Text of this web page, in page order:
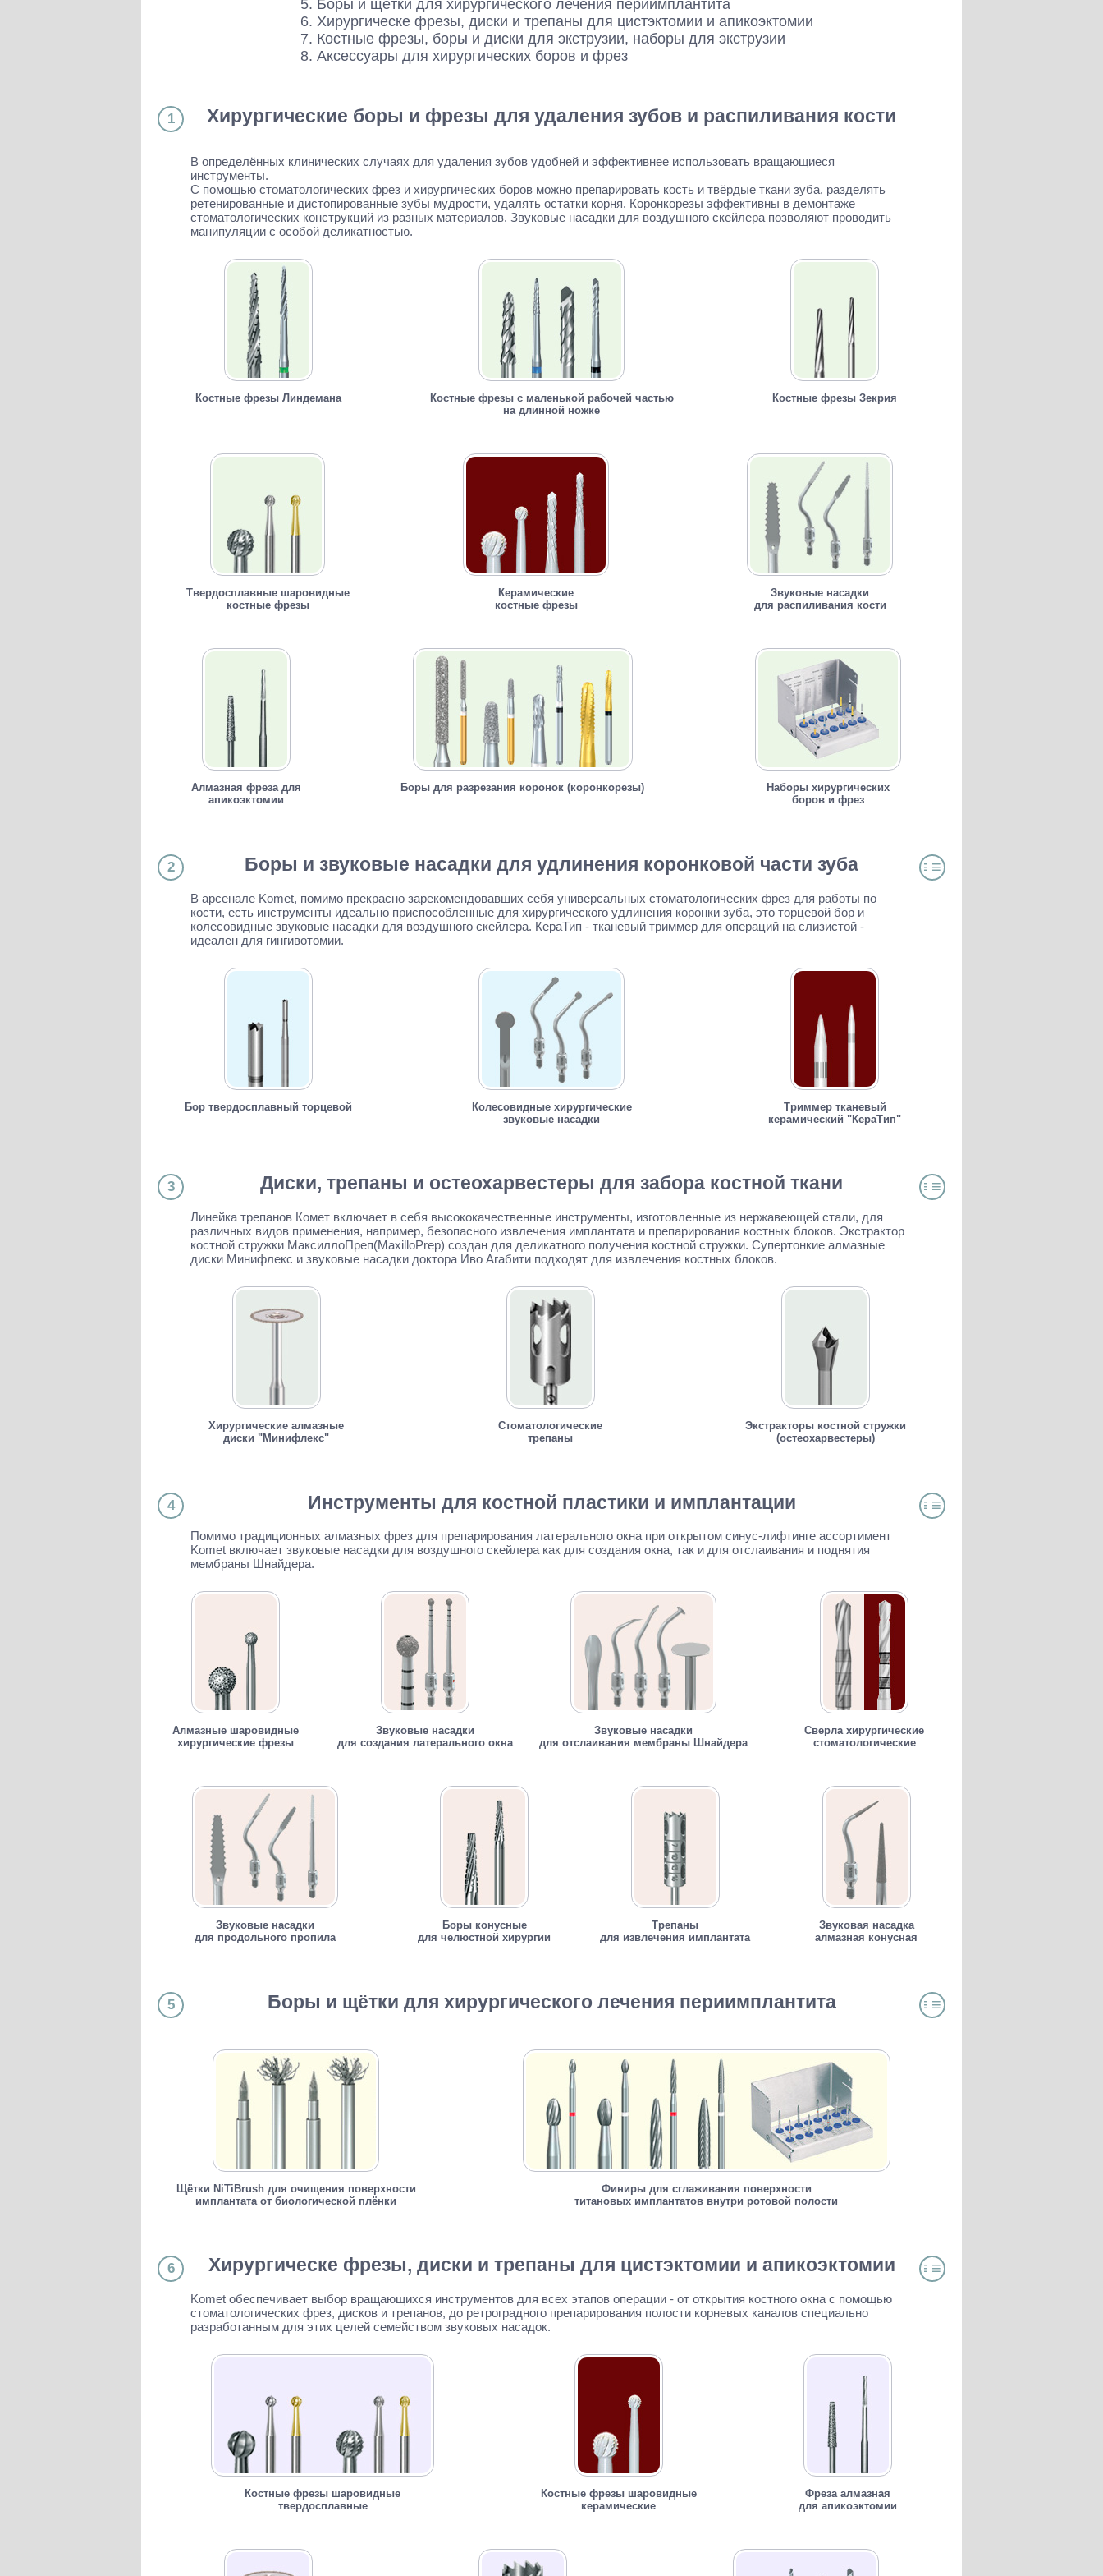
Слепочные массы Kettenbach
Наконечники и переходники KaVo
Боры и щётки для хирургического лечения периимплантита
Хирургическе фрезы, диски и трепаны для цистэктомии и апикоэктомии
Костные фрезы, боры и диски для экструзии, наборы для экструзии
Аксессуары для хирургических боров и фрез
1 Хирургические боры и фрезы для удаления зубов и распиливания кости
В определённых клинических случаях для удаления зубов удобней и эффективнее использовать вращающиеся
инструменты.
С помощью стоматологических фрез и хирургических боров можно препарировать кость и твёрдые ткани зуба, разделять
ретенированные и дистопированные зубы мудрости, удалять остатки корня. Коронкорезы эффективны в демонтаже
стоматологических конструкций из разных материалов. Звуковые насадки для воздушного скейлера позволяют проводить
манипуляции с особой деликатностью.
Костные фрезы Линдемана
Костные фрезы с маленькой рабочей частью
на длинной ножке
Костные фрезы Зекрия
Твердосплавные шаровидные
костные фрезы
Керамические
костные фрезы
Звуковые насадки
для распиливания кости
Алмазная фреза для
апикоэктомии
Боры для разрезания коронок (коронкорезы)
Наборы хирургических
боров и фрез
2 Боры и звуковые насадки для удлинения коронковой части зуба ОГЛАВЛЕНИЕ
≡≡
В арсенале Komet, помимо прекрасно зарекомендовавших себя универсальных стоматологических фрез для работы по
кости, есть инструменты идеально приспособленные для хирургического удлинения коронки зуба, это торцевой бор и
колесовидные звуковые насадки для воздушного скейлера. КераТип - тканевый триммер для операций на слизистой -
идеален для гингивотомии.
Бор твердосплавный торцевой
Колесовидные хирургические
звуковые насадки
Триммер тканевый
керамический "КераТип"
3 Диски, трепаны и остеохарвестеры для забора костной ткани ОГЛАВЛЕНИЕ
≡≡
Линейка трепанов Комет включает в себя высококачественные инструменты, изготовленные из нержавеющей стали, для
различных видов применения, например, безопасного извлечения имплантата и препарирования костных блоков. Экстрактор
костной стружки МаксиллоПреп(MaxilloPrep) создан для деликатного получения костной стружки. Супертонкие алмазные
диски Минифлекс и звуковые насадки доктора Иво Агабити подходят для извлечения костных блоков.
Хирургические алмазные
диски "Минифлекс"
Стоматологические
трепаны
Экстракторы костной стружки
(остеохарвестеры)
4 Инструменты для костной пластики и имплантации ОГЛАВЛЕНИЕ
≡≡
Помимо традиционных алмазных фрез для препарирования латерального окна при открытом синус-лифтинге ассортимент
Komet включает звуковые насадки для воздушного скейлера как для создания окна, так и для отслаивания и поднятия
мембраны Шнайдера.
Алмазные шаровидные
хирургические фрезы
Звуковые насадки
для создания латерального окна
Звуковые насадки
для отслаивания мембраны Шнайдера
Сверла хирургические
стоматологические
Звуковые насадки
для продольного пропила
Боры конусные
для челюстной хирургии
Трепаны
для извлечения имплантата
Звуковая насадка
алмазная конусная
5 Боры и щётки для хирургического лечения периимплантита ОГЛАВЛЕНИЕ
≡≡
Щётки NiTiBrush для очищения поверхности
имплантата от биологической плёнки
Финиры для сглаживания поверхности
титановых имплантатов внутри ротовой полости
6 Хирургическе фрезы, диски и трепаны для цистэктомии и апикоэктомии ОГЛАВЛЕНИЕ
≡≡
Komet обеспечивает выбор вращающихся инструментов для всех этапов операции - от открытия костного окна с помощью
стоматологических фрез, дисков и трепанов, до ретроградного препарирования полости корневых каналов специально
разработанным для этих целей семейством звуковых насадок.
Костные фрезы шаровидные
твердосплавные
Костные фрезы шаровидные
керамические
Фреза алмазная
для апикоэктомии